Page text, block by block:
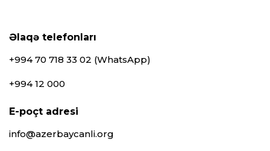
Əlaqə telefonları
+994 70 718 33 02 (WhatsApp)
+994 12 000
E-poçt adresi
info@azerbaycanli.org